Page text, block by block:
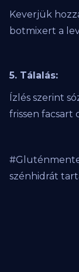
Keverjük
botmixert a
5. Tálalás:
Ízlés szerint
frissen facsart
szénhidrát